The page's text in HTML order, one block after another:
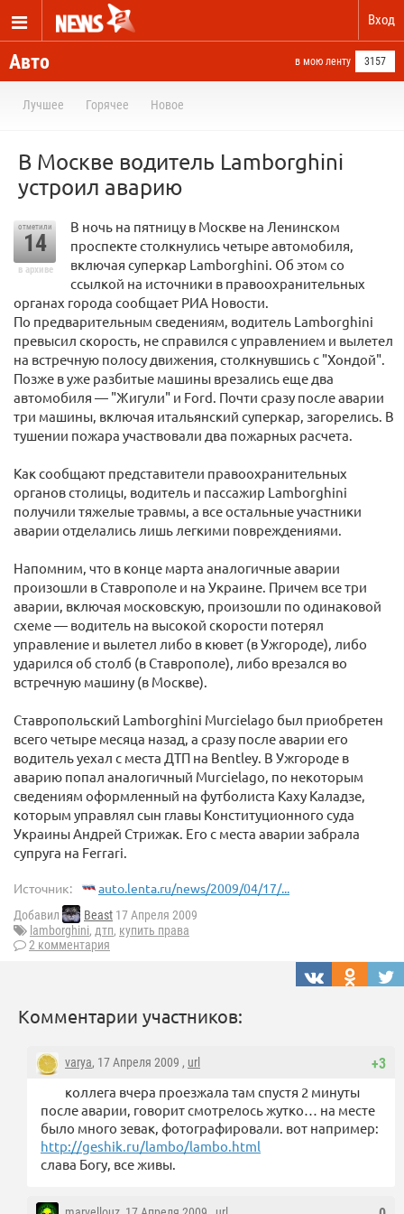
Вход
Авто в мою ленту 3157
Лучшее Горячее Новое
В Москве водитель Lamborghini
устроил аварию
отметили
14
в архиве
В ночь на пятницу в Москве на Ленинском
проспекте столкнулись четыре автомобиля,
включая суперкар Lamborghini. Об этом со
ссылкой на источники в правоохранительных
органах города сообщает РИА Новости.
По предварительным сведениям, водитель Lamborghini
превысил скорость, не справился с управлением и вылетел
на встречную полосу движения, столкнувшись с "Хондой".
Позже в уже разбитые машины врезались еще два
автомобиля — "Жигули" и Ford. Почти сразу после аварии
три машины, включая итальянский суперкар, загорелись. В
тушении пожара участвовали два пожарных расчета.
Как сообщают представители правоохранительных
органов столицы, водитель и пассажир Lamborghini
получили тяжелые травмы, а все остальные участники
аварии отделались лишь легкими повреждениями.
Напомним, что в конце марта аналогичные аварии
произошли в Ставрополе и на Украине. Причем все три
аварии, включая московскую, произошли по одинаковой
схеме — водитель на высокой скорости потерял
управление и вылетел либо в кювет (в Ужгороде), либо
ударился об столб (в Ставрополе), либо врезался во
встречную машину (в Москве).
Ставропольский Lamborghini Murcielago был приобретен
всего четыре месяца назад, а сразу после аварии его
водитель уехал с места ДТП на Bentley. В Ужгороде в
аварию попал аналогичный Murcielago, по некоторым
сведениям оформленный на футболиста Каху Каладзе,
которым управлял сын главы Конституционного суда
Украины Андрей Стрижак. Его с места аварии забрала
супруга на Ferrari.
Источник: auto.lenta.ru/news/2009/04/17/...
Добавил Beast 17 Апреля 2009
lamborghini, дтп, купить права
2 комментария
Комментарии участников:
+3
varya, 17 Апреля 2009 , url
коллега вчера проезжала там спустя 2 минуты
после аварии, говорит смотрелось жутко… на месте
было много зевак, фотографировали. вот например:
http://geshik.ru/lambo/lambo.html
слава Богу, все живы.